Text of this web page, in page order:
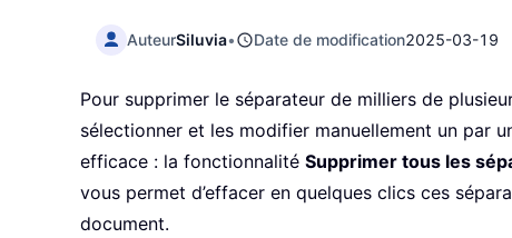
AuteurSiluvia• Date de modification2025-03-19
Pour supprimer le séparateur de milliers de
sélectionner et les modifier manuellement un par
efficace : la fonctionnalité Supprimer tous les
vous permet d’effacer en quelques clics ces
document.